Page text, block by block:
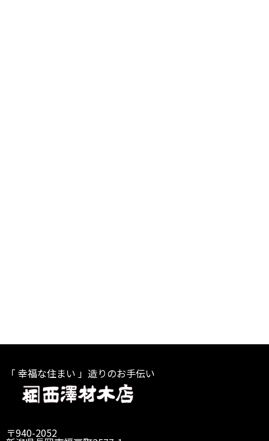
「 幸福な住まい 」造りのお手伝い
〒940-2052